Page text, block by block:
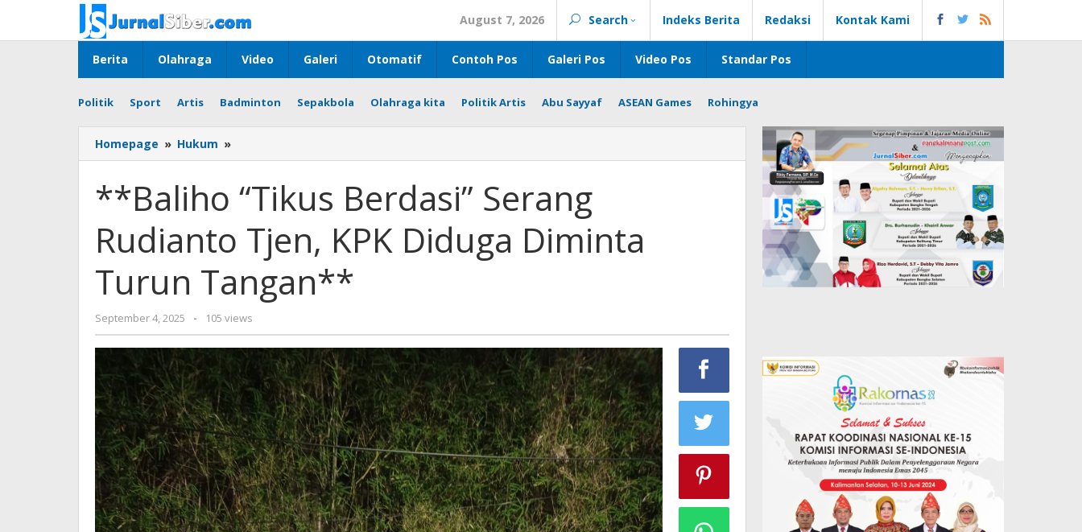
content
August 7, 2026 Search Indeks Berita Redaksi Kontak Kami
Berita Olahraga Video Galeri Otomatif Contoh Pos Galeri Pos Video Pos Standar Pos
Politik Sport Artis Badminton Sepakbola Olahraga kita Politik Artis Abu Sayyaf ASEAN Games Rohingya
Homepage » Hukum »
“Tikus
Serang
Rudianto
Tjen,
KPK
Diduga
Diminta
Turun
**Baliho “Tikus Berdasi” Serang
Rudianto Tjen, KPK Diduga Diminta
Turun Tangan**
September 4, 2025
by
yopi
herwindo
- 105 views